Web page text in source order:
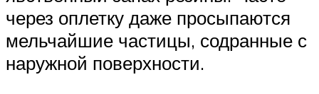
через оплетку даже просыпаются
мельчайшие частицы, содранные с
наружной поверхности.